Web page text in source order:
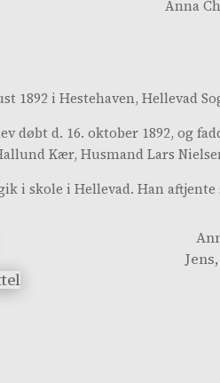
Anna
1892 i Hestehaven, Hellevad
døbt d. 16. oktober 1892, og
Kær, Husmand Lars
i skole i Hellevad. Han